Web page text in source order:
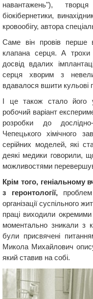
навантажень"),
біокібернетики,
кровообігу, автора
Саме він провів перше
клапана серця. А
досвід вдалих
серця хворим з
вдавалося вшити кульові
І це також стало його
робочий варіант
розробки до
Чепецького хімічного
серійних моделей, які
деякі медики говорили,
можливостями
Крім того, геніальному
з геронтології,проблем
організації суспільного
праці виходили
моментально зникали з
були присвячені
Микола Михайлович
який ставив на собі.